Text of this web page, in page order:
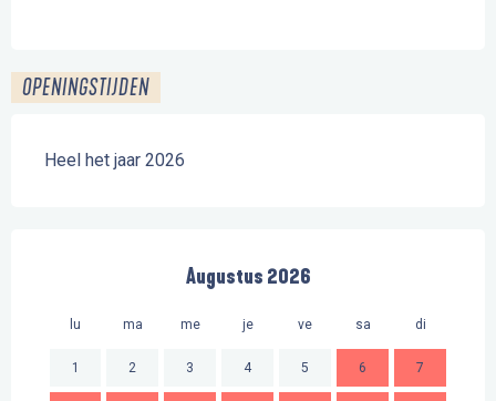
OPENINGSTIJDEN
Heel het jaar 2026
Augustus 2026
lu ma me je ve sa di
1 2 3 4 5 6 7